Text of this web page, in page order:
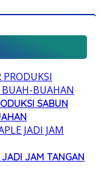
SABUN
JAM TANGAN